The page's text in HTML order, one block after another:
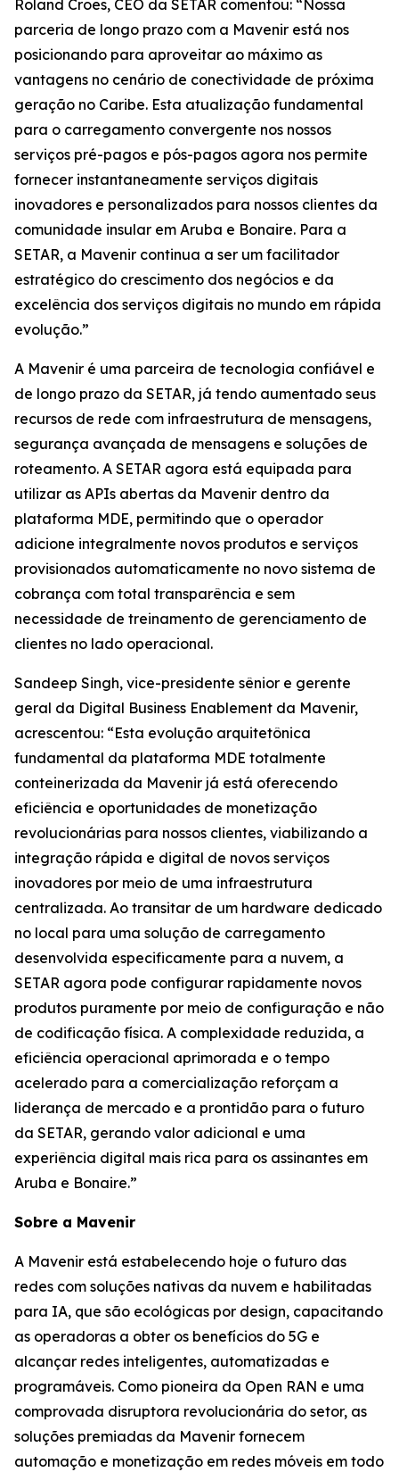
Roland Croes, CEO da SETAR comentou: “Nossa
parceria de longo prazo com a Mavenir está nos
posicionando para aproveitar ao máximo as
vantagens no cenário de conectividade de próxima
geração no Caribe. Esta atualização fundamental
para o carregamento convergente nos nossos
serviços pré-pagos e pós-pagos agora nos permite
fornecer instantaneamente serviços digitais
inovadores e personalizados para nossos clientes da
comunidade insular em Aruba e Bonaire. Para a
SETAR, a Mavenir continua a ser um facilitador
estratégico do crescimento dos negócios e da
excelência dos serviços digitais no mundo em rápida
evolução.”
A Mavenir é uma parceira de tecnologia confiável e
de longo prazo da SETAR, já tendo aumentado seus
recursos de rede com infraestrutura de mensagens,
segurança avançada de mensagens e soluções de
roteamento. A SETAR agora está equipada para
utilizar as APIs abertas da Mavenir dentro da
plataforma MDE, permitindo que o operador
adicione integralmente novos produtos e serviços
provisionados automaticamente no novo sistema de
cobrança com total transparência e sem
necessidade de treinamento de gerenciamento de
clientes no lado operacional.
Sandeep Singh, vice-presidente sênior e gerente
geral da Digital Business Enablement da Mavenir,
acrescentou: “Esta evolução arquitetônica
fundamental da plataforma MDE totalmente
conteinerizada da Mavenir já está oferecendo
eficiência e oportunidades de monetização
revolucionárias para nossos clientes, viabilizando a
integração rápida e digital de novos serviços
inovadores por meio de uma infraestrutura
centralizada. Ao transitar de um hardware dedicado
no local para uma solução de carregamento
desenvolvida especificamente para a nuvem, a
SETAR agora pode configurar rapidamente novos
produtos puramente por meio de configuração e não
de codificação física. A complexidade reduzida, a
eficiência operacional aprimorada e o tempo
acelerado para a comercialização reforçam a
liderança de mercado e a prontidão para o futuro
da SETAR, gerando valor adicional e uma
experiência digital mais rica para os assinantes em
Aruba e Bonaire.”
Sobre a Mavenir
A Mavenir está estabelecendo hoje o futuro das
redes com soluções nativas da nuvem e habilitadas
para IA, que são ecológicas por design, capacitando
as operadoras a obter os benefícios do 5G e
alcançar redes inteligentes, automatizadas e
programáveis. Como pioneira da Open RAN e uma
comprovada disruptora revolucionária do setor, as
soluções premiadas da Mavenir fornecem
automação e monetização em redes móveis em todo